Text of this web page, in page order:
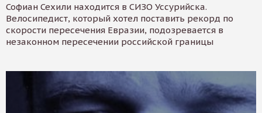
Софиан Сехили находится в СИЗО Уссурийска.
Велосипедист, который хотел поставить рекорд по
скорости пересечения Евразии, подозревается в
незаконном пересечении российской границы